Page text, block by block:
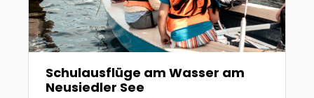
Schulausflüge am Wasser am
Neusiedler See